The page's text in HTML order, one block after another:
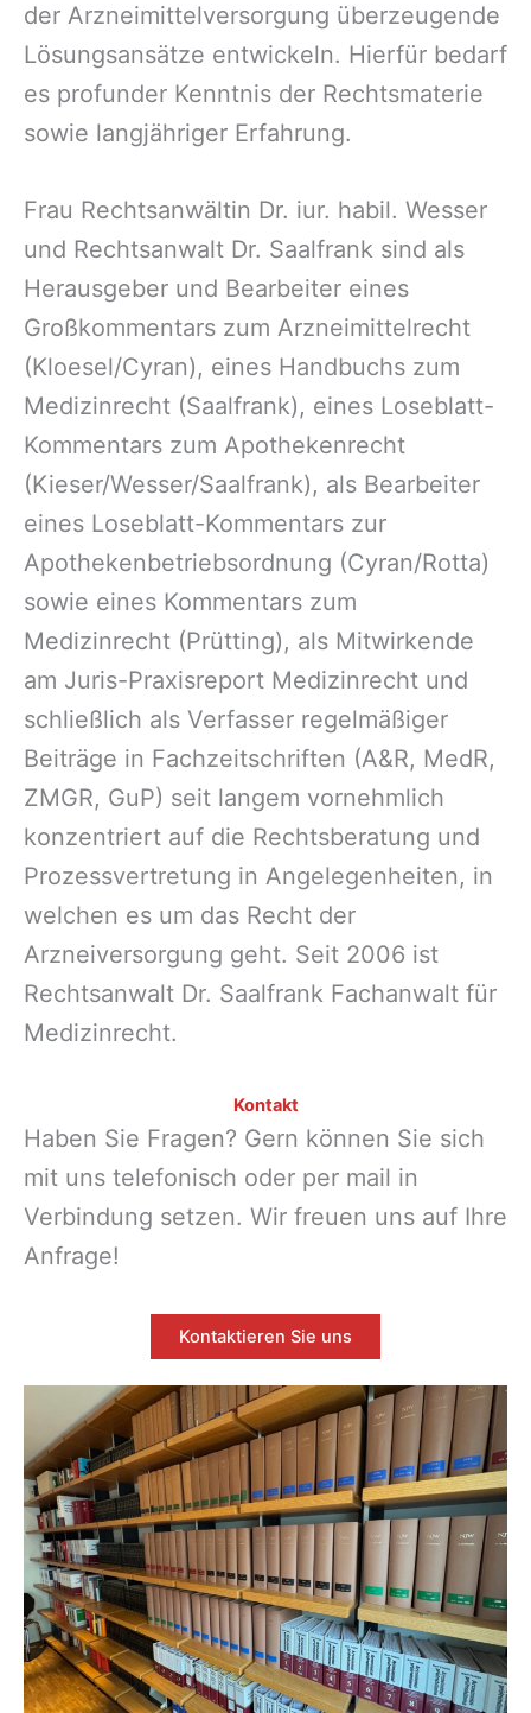
der Arzneimittelversorgung überzeugende
Lösungsansätze entwickeln. Hierfür bedarf
es profunder Kenntnis der Rechtsmaterie
sowie langjähriger Erfahrung.
Frau Rechtsanwältin Dr. iur. habil. Wesser
und Rechtsanwalt Dr. Saalfrank sind als
Herausgeber und Bearbeiter eines
Großkommentars zum Arzneimittelrecht
(Kloesel/Cyran), eines Handbuchs zum
Medizinrecht (Saalfrank), eines Loseblatt-
Kommentars zum Apothekenrecht
(Kieser/Wesser/Saalfrank), als Bearbeiter
eines Loseblatt-Kommentars zur
Apothekenbetriebsordnung (Cyran/Rotta)
sowie eines Kommentars zum
Medizinrecht (Prütting), als Mitwirkende
am Juris-Praxisreport Medizinrecht und
schließlich als Verfasser regelmäßiger
Beiträge in Fachzeitschriften (A&R, MedR,
ZMGR, GuP) seit langem vornehmlich
konzentriert auf die Rechtsberatung und
Prozessvertretung in Angelegenheiten, in
welchen es um das Recht der
Arzneiversorgung geht. Seit 2006 ist
Rechtsanwalt Dr. Saalfrank Fachanwalt für
Medizinrecht.
Kontakt
Haben Sie Fragen? Gern können Sie sich
mit uns telefonisch oder per mail in
Verbindung setzen. Wir freuen uns auf Ihre
Anfrage!
Kontaktieren Sie uns